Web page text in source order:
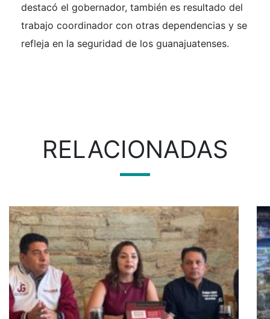
destacó el gobernador, también es resultado del
trabajo coordinador con otras dependencias y se
refleja en la seguridad de los guanajuatenses.
RELACIONADAS